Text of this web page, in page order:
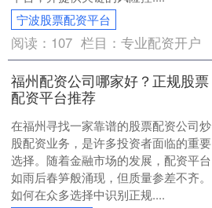
宁波股票配资平台
阅读： 107 栏目：专业配资开户
福州配资公司哪家好？正规股票
配资平台推荐
在福州寻找一家靠谱的股票配资公司炒
股配资业务，是许多投资者面临的重要
选择。随着金融市场的发展，配资平台
如雨后春笋般涌现，但质量参差不齐。
如何在众多选择中识别正规....